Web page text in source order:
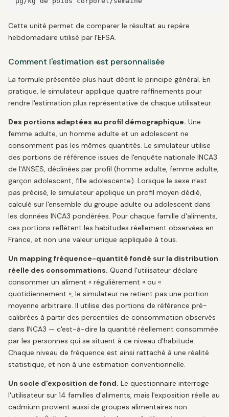
Cette unité permet de comparer le résultat au repère
hebdomadaire utilisé par l'EFSA.
Comment l'estimation est personnalisée
La formule présentée plus haut décrit le principe général. En
pratique, le simulateur applique quatre raffinements pour
rendre l'estimation plus représentative de chaque utilisateur.
Des portions adaptées au profil démographique. Une
femme adulte, un homme adulte et un adolescent ne
consomment pas les mêmes quantités. Le simulateur utilise
des portions de référence issues de l'enquête nationale INCA3
de l'ANSES, déclinées par profil (homme adulte, femme adulte,
garçon adolescent, fille adolescente). Lorsque le sexe n'est
pas précisé, le simulateur applique un profil moyen dédié,
calculé sur l'ensemble du groupe adulte ou adolescent dans
les données INCA3 pondérées. Pour chaque famille d'aliments,
ces portions reflètent les habitudes réellement observées en
France, et non une valeur unique appliquée à tous.
Un mapping fréquence-quantité fondé sur la distribution
réelle des consommations. Quand l'utilisateur déclare
consommer un aliment « régulièrement » ou «
quotidiennement », le simulateur ne retient pas une portion
moyenne arbitraire. Il utilise des portions de référence pré-
calibrées à partir des percentiles de consommation observés
dans INCA3 — c'est-à-dire la quantité réellement consommée
par les personnes qui se situent à ce niveau d'habitude.
Chaque niveau de fréquence est ainsi rattaché à une réalité
statistique, et non à une estimation conventionnelle.
Un socle d'exposition de fond. Le questionnaire interroge
l'utilisateur sur 14 familles d'aliments, mais l'exposition réelle au
cadmium provient aussi de groupes alimentaires non